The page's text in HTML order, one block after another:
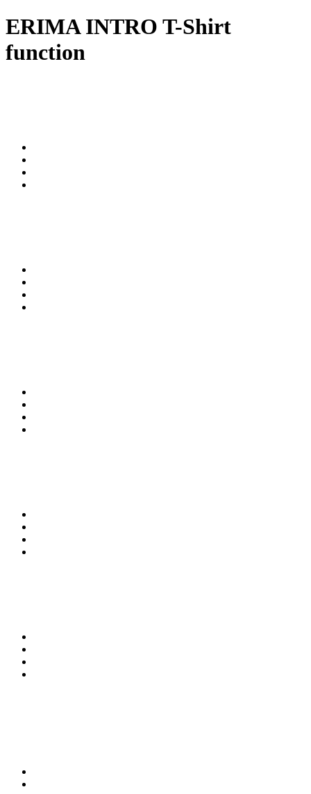
ERIMA INTRO T-Shirt
function